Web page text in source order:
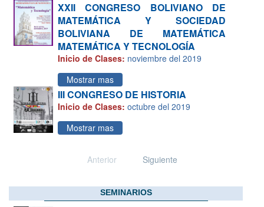
XXII CONGRESO BOLIVIANO DE
MATEMÁTICA Y SOCIEDAD
BOLIVIANA DE MATEMÁTICA
MATEMÁTICA Y TECNOLOGÍA
Inicio de Clases: noviembre del 2019
Mostrar mas
III CONGRESO DE HISTORIA
Inicio de Clases: octubre del 2019
Mostrar mas
Anterior Siguiente
SEMINARIOS